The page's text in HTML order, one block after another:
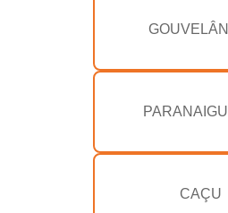
CAÇU